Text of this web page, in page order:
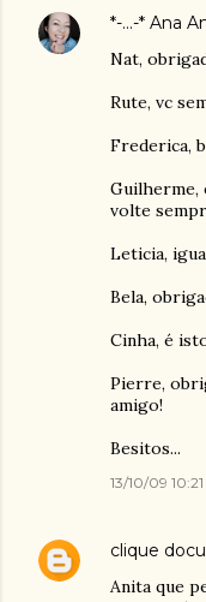
*-...-* Ana
Nat,
Rute, vc
Frederica,
Guilherme,
volte
Leticia,
Bela,
Cinha, é
Pierre,
amigo!
Besitos...
13/10/09
clique
Anita que